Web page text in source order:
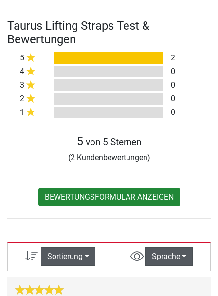
Taurus Lifting Straps Test &
Bewertungen
5
2
4
0
3
0
2
0
1
0
5 von 5 Sternen
(2 Kundenbewertungen)
BEWERTUNGSFORMULAR ANZEIGEN
Sortierung Sprache